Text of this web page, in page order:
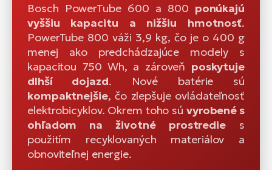
Bosch PowerTube 600 a 800 ponúkajú
vyššiu kapacitu a nižšiu hmotnosť.
PowerTube 800 váži 3,9 kg, čo je o 400 g
menej ako predchádzajúce modely s
kapacitou 750 Wh, a zároveň poskytuje
dlhší dojazd. Nové batérie sú
kompaktnejšie, čo zlepšuje ovládateľnosť
elektrobicyklov. Okrem toho sú vyrobené s
ohľadom na životné prostredies
použitím recyklovaných materiálov a
obnoviteľnej energie.